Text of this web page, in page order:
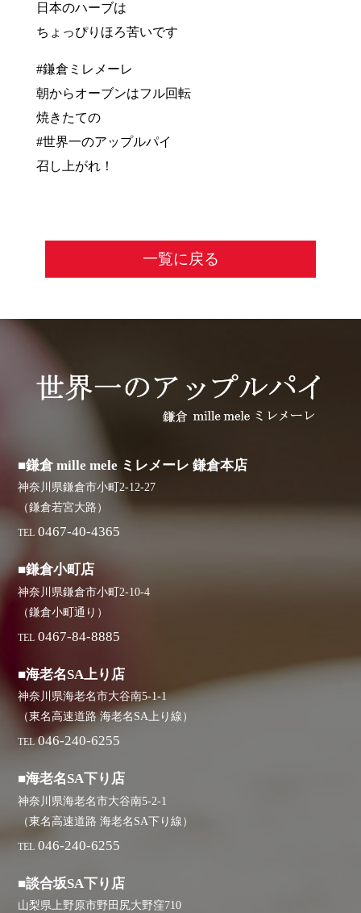
日本のハーブは
ちょっぴりほろ苦いです
#鎌倉ミレメーレ
朝からオーブンはフル回転
焼きたての
#世界一のアップルパイ
召し上がれ！
一覧に戻る
■鎌倉 mille mele ミレメーレ 鎌倉本店
神奈川県鎌倉市小町2-12-27
（鎌倉若宮大路）
TEL 0467-40-4365
■鎌倉小町店
神奈川県鎌倉市小町2-10-4
（鎌倉小町通り）
TEL 0467-84-8885
■海老名SA上り店
神奈川県海老名市大谷南5-1-1
（東名高速道路 海老名SA上り線）
TEL 046-240-6255
■海老名SA下り店
神奈川県海老名市大谷南5-2-1
（東名高速道路 海老名SA下り線）
TEL 046-240-6255
■談合坂SA下り店
山梨県上野原市野田尻大野窪710